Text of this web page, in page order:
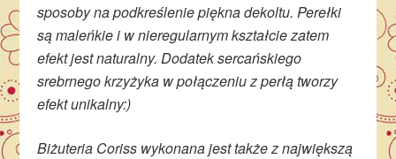
sposoby na podkreślenie piękna dekoltu. Perełki
są maleńkie i w nieregularnym kształcie zatem
efekt jest naturalny. Dodatek sercańskiego
srebrnego krzyżyka w połączeniu z perłą tworzy
efekt unikalny:)
Biżuteria Coriss wykonana jest także z największą